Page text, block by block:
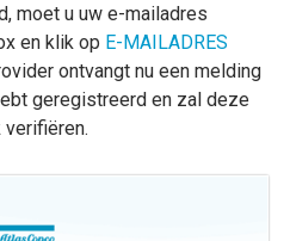
moet u uw e-mailadres
en klik op E-MAILADRES
ontvangt nu een melding
geregistreerd en zal deze